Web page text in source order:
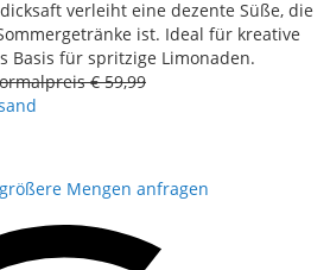
verleiht eine dezente Süße, die
ist. Ideal für kreative
Basis für spritzige Limonaden.
€ 59,99
Mengen anfragen